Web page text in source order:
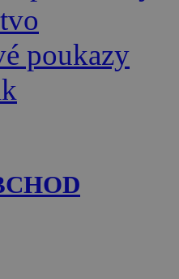
poukazy